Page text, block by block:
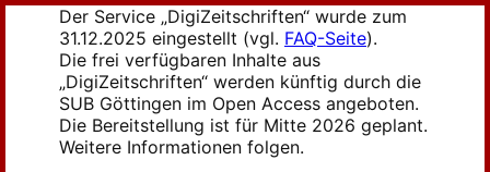
Der Service „DigiZeitschriften“ wurde zum
31.12.2025 eingestellt (vgl. FAQ-Seite).
Die frei verfügbaren Inhalte aus
„DigiZeitschriften“ werden künftig durch die
SUB Göttingen im Open Access angeboten.
Die Bereitstellung ist für Mitte 2026 geplant.
Weitere Informationen folgen.